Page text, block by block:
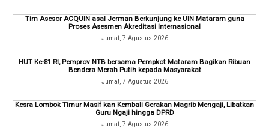
Tim Asesor ACQUIN asal Jerman Berkunjung ke UIN Mataram guna
Proses Asesmen Akreditasi Internasional
Jumat, 7 Agustus 2026
HUT Ke-81 RI, Pemprov NTB bersama Pempkot Mataram Bagikan Ribuan
Bendera Merah Putih kepada Masyarakat
Jumat, 7 Agustus 2026
Kesra Lombok Timur Masif kan Kembali Gerakan Magrib Mengaji, Libatkan
Guru Ngaji hingga DPRD
Jumat, 7 Agustus 2026